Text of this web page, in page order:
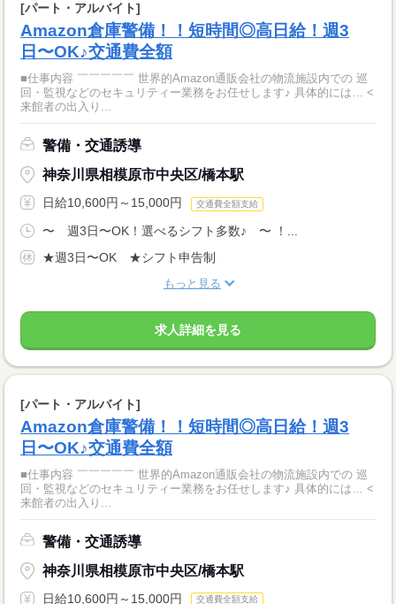
[パート・アルバイト]
Amazon倉庫警備！！短時間◎高日給！週3
日〜OK♪交通費全額
■仕事内容 ￣￣￣￣￣ 世界的Amazon通販会社の物流施設内での 巡
回・監視などのセキュリティー業務をお任せします♪ 具体的には… <
来館者の出入り...
警備・交通誘導
神奈川県相模原市中央区/橋本駅
日給10,600円～15,000円 交通費全額支給
〜 週3日〜OK！選べるシフト多数♪ 〜 ！...
★週3日〜OK ★シフト申告制
もっと見る
求人詳細を見る
[パート・アルバイト]
Amazon倉庫警備！！短時間◎高日給！週3
日〜OK♪交通費全額
■仕事内容 ￣￣￣￣￣ 世界的Amazon通販会社の物流施設内での 巡
回・監視などのセキュリティー業務をお任せします♪ 具体的には… <
来館者の出入り...
警備・交通誘導
神奈川県相模原市中央区/橋本駅
日給10,600円～15,000円 交通費全額支給